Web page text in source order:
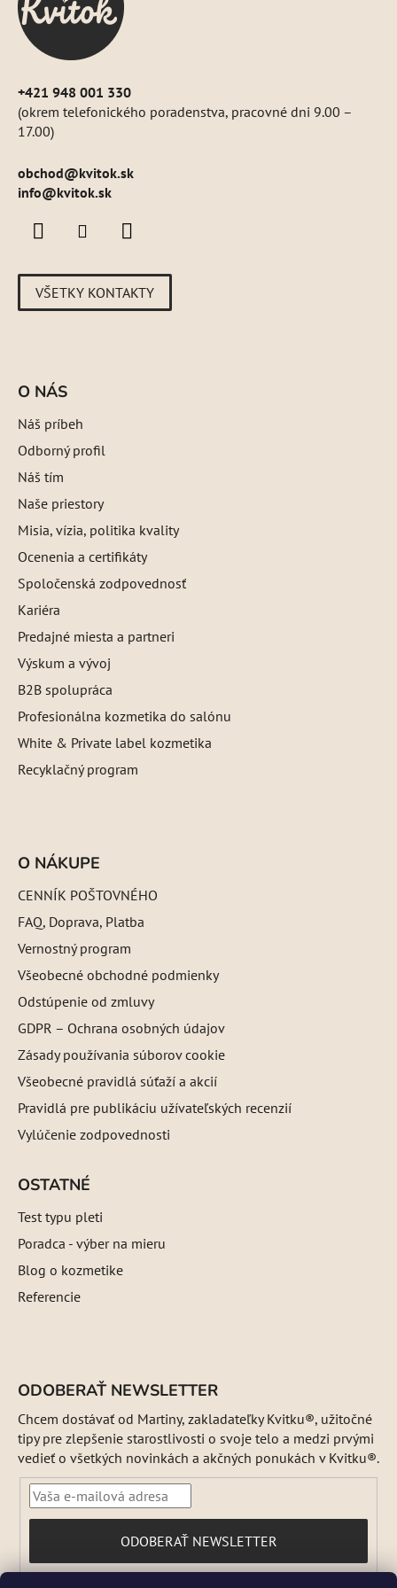
+421 948 001 330
(okrem telefonického poradenstva, pracovné dni 9.00 –
17.00)
obchod@kvitok.sk
info@kvitok.sk
VŠETKY KONTAKTY
O NÁS
Náš príbeh
Odborný profil
Náš tím
Naše priestory
Misia, vízia, politika kvality
Ocenenia a certifikáty
Spoločenská zodpovednosť
Kariéra
Predajné miesta a partneri
Výskum a vývoj
B2B spolupráca
Profesionálna kozmetika do salónu
White & Private label kozmetika
Recyklačný program
O NÁKUPE
CENNÍK POŠTOVNÉHO
FAQ, Doprava, Platba
Vernostný program
Všeobecné obchodné podmienky
Odstúpenie od zmluvy
GDPR – Ochrana osobných údajov
Zásady používania súborov cookie
Všeobecné pravidlá súťaží a akcií
Pravidlá pre publikáciu užívateľských recenzií
Vylúčenie zodpovednosti
OSTATNÉ
Test typu pleti
Poradca - výber na mieru
Blog o kozmetike
Referencie
ODOBERAŤ NEWSLETTER
Chcem dostávať od Martiny, zakladateľky Kvitku®, užitočné
tipy pre zlepšenie starostlivosti o svoje telo a medzi prvými
vedieť o všetkých novinkách a akčných ponukách v Kvitku®.
PRIHLÁSIŤ
SA
ODOBERAŤ NEWSLETTER